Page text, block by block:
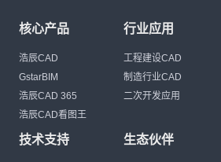
核心产品
浩辰CAD
GstarBIM
浩辰CAD 365
浩辰CAD看图王
行业应用
工程建设CAD
制造行业CAD
二次开发应用
技术支持 生态伙伴